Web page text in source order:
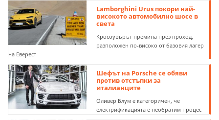
Lamborghini Urus покори най-
високото автомобилно шосе в
света
Кросоувърът премина през проход,
разположен по-високо от базовия лагер
на Еверест
Шефът на Porsche се обяви
против отстъпки за
италианците
Оливер Блум е категоричен, че
електрификацията е необратим процес